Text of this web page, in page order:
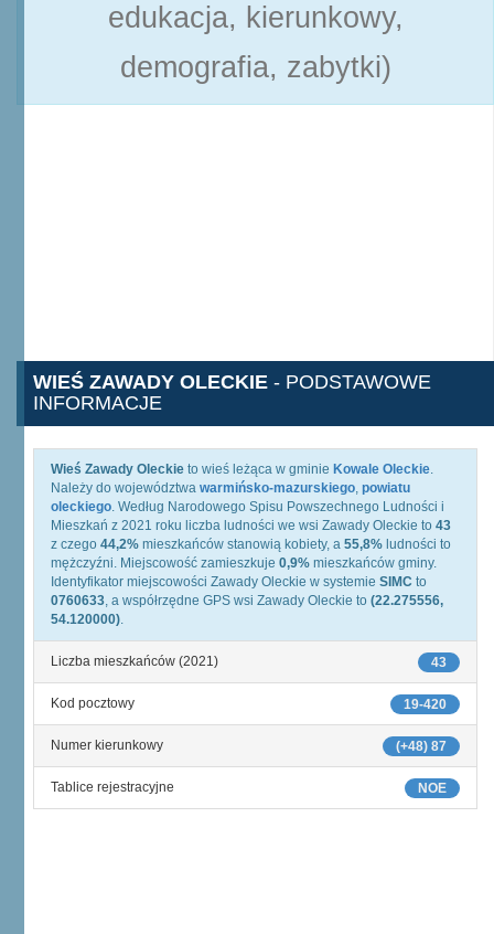
edukacja, kierunkowy,
demografia, zabytki)
WIEŚ ZAWADY OLECKIE - PODSTAWOWE
INFORMACJE
Wieś Zawady Oleckie to wieś leżąca w gminie Kowale Oleckie.
Należy do województwa warmińsko-mazurskiego, powiatu
oleckiego. Według Narodowego Spisu Powszechnego Ludności i
Mieszkań z 2021 roku liczba ludności we wsi Zawady Oleckie to 43
z czego 44,2% mieszkańców stanowią kobiety, a 55,8% ludności to
mężczyźni. Miejscowość zamieszkuje 0,9% mieszkańców gminy.
Identyfikator miejscowości Zawady Oleckie w systemie SIMC to
0760633, a współrzędne GPS wsi Zawady Oleckie to (22.275556,
54.120000).
43
Liczba mieszkańców (2021)
19-420
Kod pocztowy
(+48) 87
Numer kierunkowy
NOE
Tablice rejestracyjne